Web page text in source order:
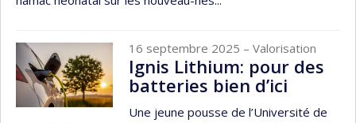
16 septembre 2025 – Valorisation
Ignis Lithium: pour des
batteries bien d’ici
Une jeune pousse de l’Université de